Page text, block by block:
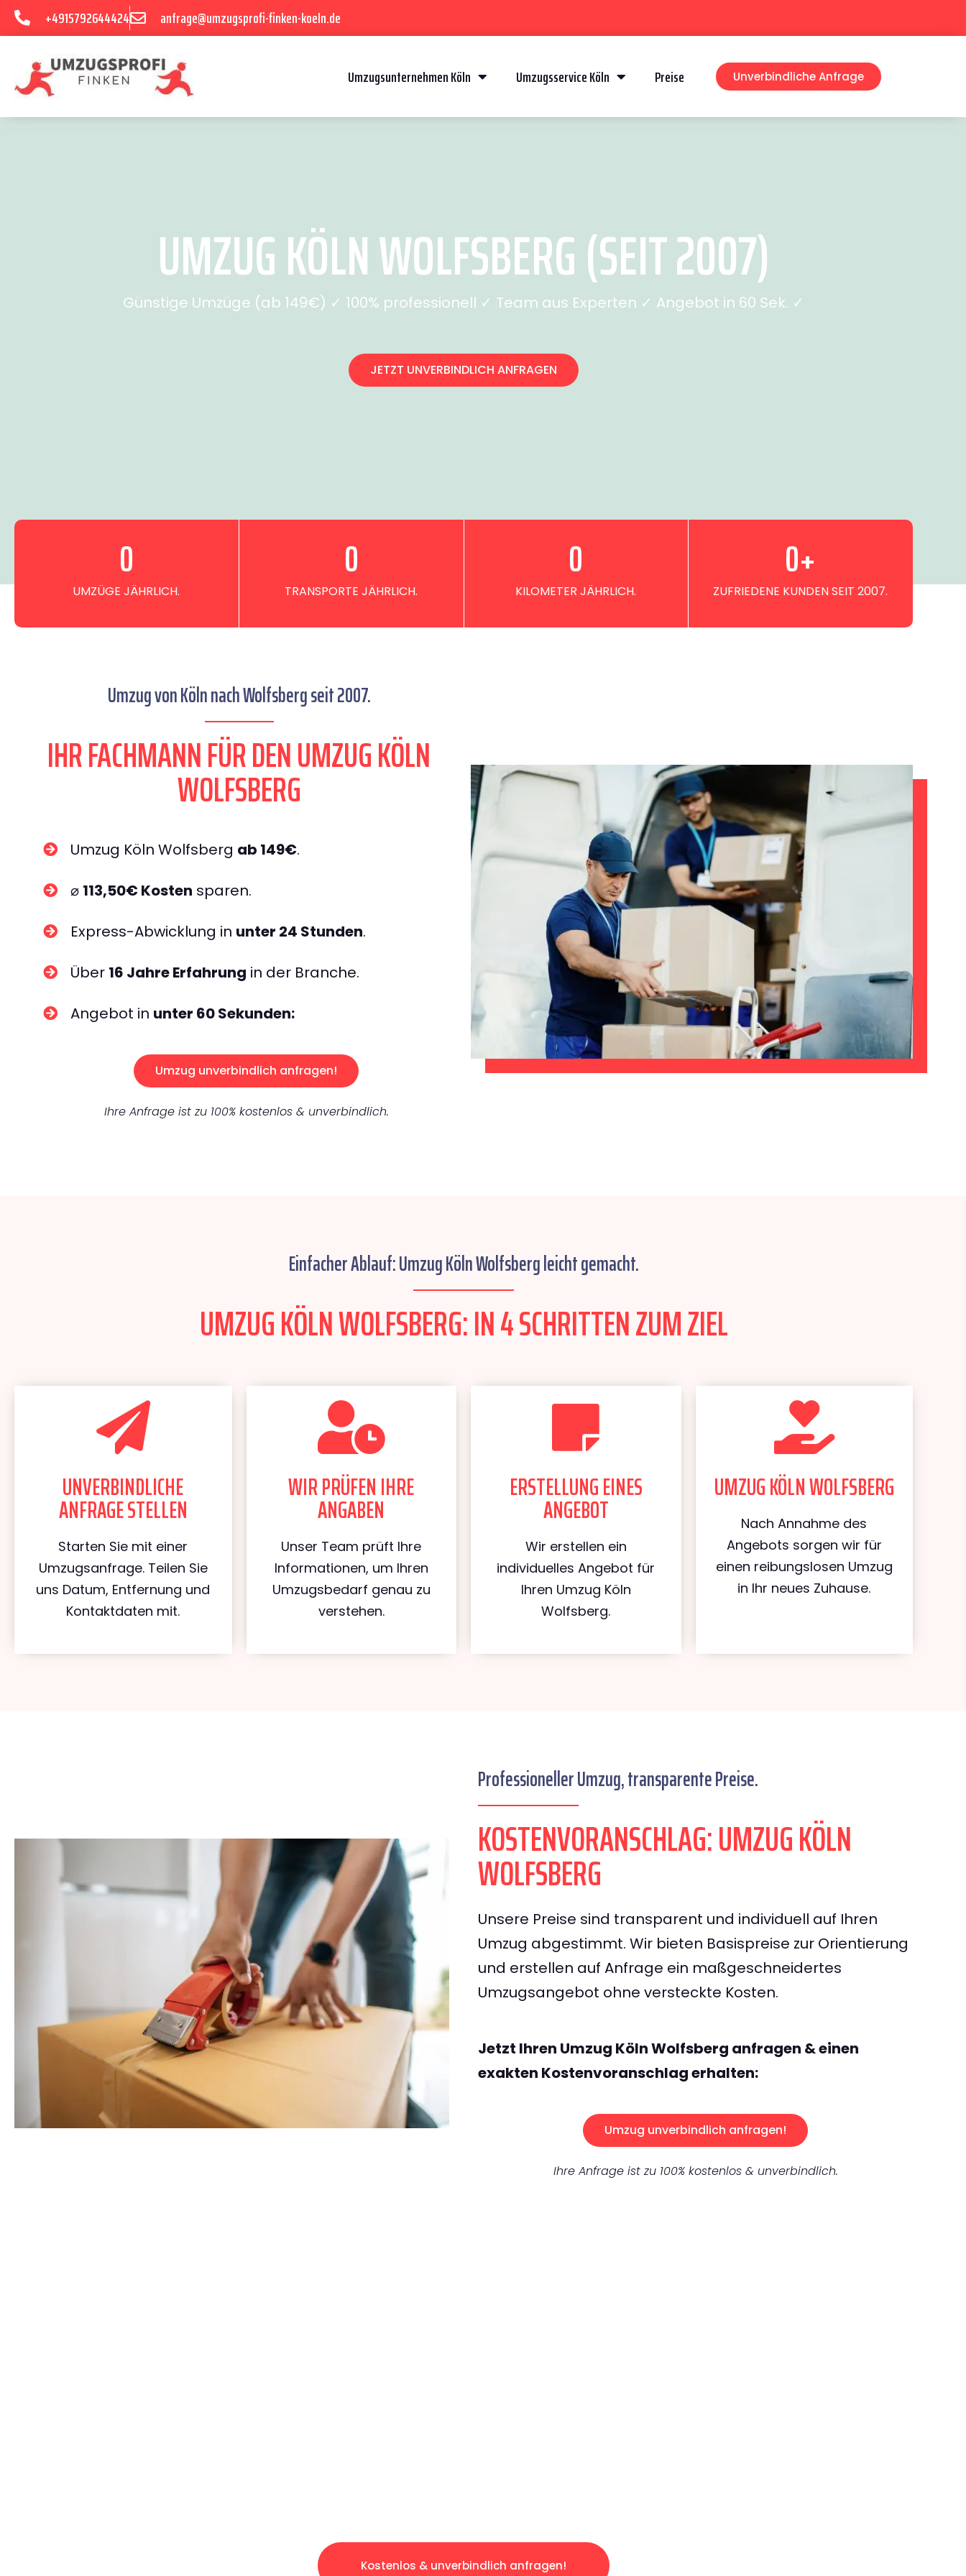
+4915792644424 anfrage@umzugsprofi-finken-koeln.de
Umzugsunternehmen Köln Umzugsservice Köln Preise Unverbindliche Anfrage
UMZUG KÖLN WOLFSBERG (SEIT 2007)
Günstige Umzüge (ab 149€) ✓ 100% professionell ✓ Team aus Experten ✓ Angebot in 60 Sek. ✓
JETZT UNVERBINDLICH ANFRAGEN
UMZÜGE JÄHRLICH.
0
TRANSPORTE JÄHRLICH.
0
KILOMETER JÄHRLICH.
0
ZUFRIEDENE KUNDEN SEIT 2007.
0+
Umzug von Köln nach Wolfsberg seit 2007.
IHR FACHMANN FÜR DEN UMZUG KÖLN
WOLFSBERG
Umzug Köln Wolfsberg ab 149€.
⌀ 113,50€ Kosten sparen.
Express-Abwicklung in unter 24 Stunden.
Über 16 Jahre Erfahrung in der Branche.
Angebot in unter 60 Sekunden:
Umzug unverbindlich anfragen!
Ihre Anfrage ist zu 100% kostenlos & unverbindlich.
Einfacher Ablauf: Umzug Köln Wolfsberg leicht gemacht.
UMZUG KÖLN WOLFSBERG: IN 4 SCHRITTEN ZUM ZIEL
UNVERBINDLICHE
ANFRAGE STELLEN
Starten Sie mit einer
Umzugsanfrage. Teilen Sie
uns Datum, Entfernung und
Kontaktdaten mit.
WIR PRÜFEN IHRE
ANGABEN
Unser Team prüft Ihre
Informationen, um Ihren
Umzugsbedarf genau zu
verstehen.
ERSTELLUNG EINES
ANGEBOT
Wir erstellen ein
individuelles Angebot für
Ihren Umzug Köln
Wolfsberg.
UMZUG KÖLN WOLFSBERG
Nach Annahme des
Angebots sorgen wir für
einen reibungslosen Umzug
in Ihr neues Zuhause.
Professioneller Umzug, transparente Preise.
KOSTENVORANSCHLAG: UMZUG KÖLN
WOLFSBERG
Unsere Preise sind transparent und individuell auf Ihren
Umzug abgestimmt. Wir bieten Basispreise zur Orientierung
und erstellen auf Anfrage ein maßgeschneidertes
Umzugsangebot ohne versteckte Kosten.
Jetzt Ihren Umzug Köln Wolfsberg anfragen & einen
exakten Kostenvoranschlag erhalten:
Umzug unverbindlich anfragen!
Ihre Anfrage ist zu 100% kostenlos & unverbindlich.
Kostenlos & unverbindlich anfragen!